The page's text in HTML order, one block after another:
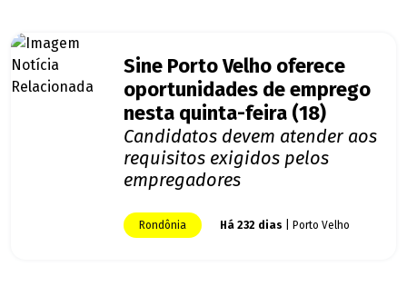
Sine Porto Velho oferece
oportunidades de emprego
nesta quinta-feira (18)
Candidatos devem atender aos
requisitos exigidos pelos
empregadores
Rondônia Há 232 dias | Porto Velho